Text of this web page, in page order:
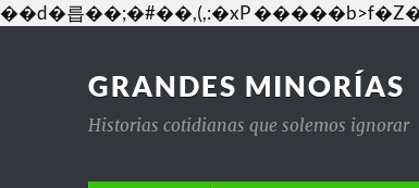
��d�릅��;�#��,(,:�xP
GRANDES MINORÍAS
Historias cotidianas que solemos ignorar